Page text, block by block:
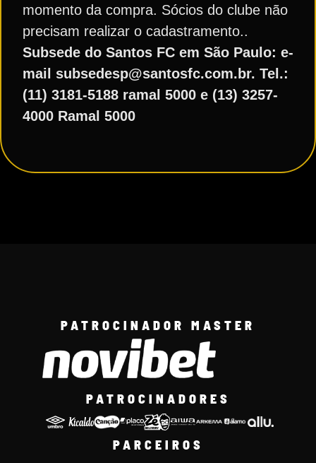
momento da compra. Sócios do clube não
precisam realizar o cadastramento..
Subsede do Santos FC em São Paulo: e-
mail subsedesp@santosfc.com.br. Tel.:
(11) 3181-5188 ramal 5000 e (13) 3257-
4000 Ramal 5000
PATROCINADOR MASTER
PATROCINADORES
PARCEIROS